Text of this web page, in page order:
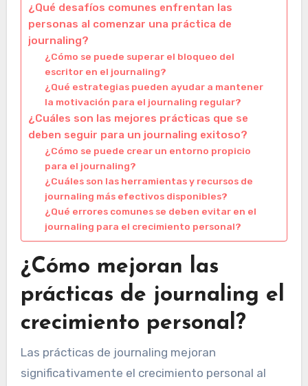
¿Qué desafíos comunes enfrentan las
personas al comenzar una práctica de
journaling?
¿Cómo se puede superar el bloqueo del
escritor en el journaling?
¿Qué estrategias pueden ayudar a mantener
la motivación para el journaling regular?
¿Cuáles son las mejores prácticas que se
deben seguir para un journaling exitoso?
¿Cómo se puede crear un entorno propicio
para el journaling?
¿Cuáles son las herramientas y recursos de
journaling más efectivos disponibles?
¿Qué errores comunes se deben evitar en el
journaling para el crecimiento personal?
¿Cómo mejoran las
prácticas de journaling el
crecimiento personal?
Las prácticas de journaling mejoran
significativamente el crecimiento personal al